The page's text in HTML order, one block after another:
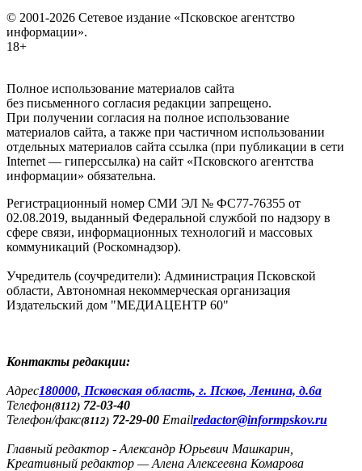
© 2001-2026 Сетевое издание «Псковское агентство
информации».
18+
Полное использование материалов сайта
без письменного согласия редакции запрещено.
При получении согласия на полное использование
материалов сайта, а также при частичном использовании
отдельных материалов сайта ссылка (при публикации в сети
Internet — гиперссылка) на сайт «Псковского агентства
информации» обязательна.
Регистрационный номер СМИ ЭЛ № ФС77-76355 от
02.08.2019, выданный Федеральной службой по надзору в
сфере связи, информационных технологий и массовых
коммуникаций (Роскомнадзор).
Учредитель (соучредители): Администрация Псковской
области, Автономная некоммерческая организация
Издательский дом "МЕДИАЦЕНТР 60"
Контакты редакции:
Адреc180000, Псковская область, г. Псков, Ленина, д.6а
Телефон(8112) 72-03-40
Телефон/факс(8112) 72-29-00 Emailredactor@informpskov.ru
Главный редактор - Александр Юрьевич Машкарин,
Креативный редактор — Алена Алексеевна Комарова